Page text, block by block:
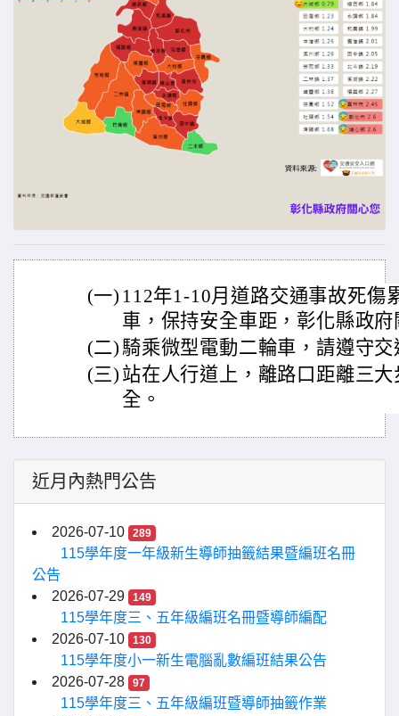
(一) 112年1-10月道路交通事故死傷
車，保持安全車距，彰化縣政
(二) 騎乘微型電動二輪車，請遵守
(三) 站在人行道上，離路口距離三
全。
近月內熱門公告
2026-07-10 289
115學年度一年級新生導師抽籤結果暨編班名冊
公告
2026-07-29
149
115學年度三、五年級編班名冊暨導師編配
2026-07-10
130
115學年度小一新生電腦亂數編班結果公告
2026-07-28
97
115學年度三、五年級編班暨導師抽籤作業